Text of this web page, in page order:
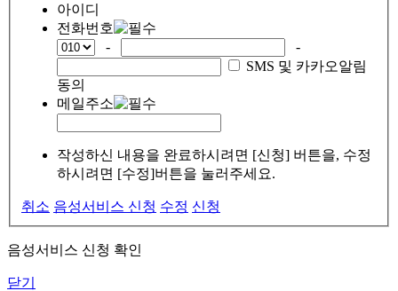
아이디
전화번호
-
-
SMS 및 카카오알림
동의
메일주소
작성하신 내용을 완료하시려면 [신청] 버튼을, 수정
하시려면 [수정]버튼을 눌러주세요.
취소 음성서비스 신청 수정 신청
음성서비스 신청 확인
닫기